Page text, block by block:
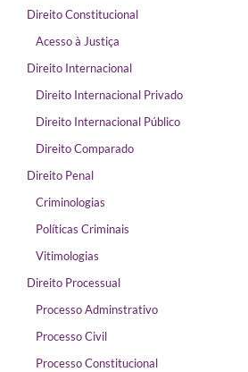
Direito Constitucional
Acesso à Justiça
Direito Internacional
Direito Internacional Privado
Direito Internacional Público
Direito Comparado
Direito Penal
Criminologias
Políticas Criminais
Vitimologias
Direito Processual
Processo Adminstrativo
Processo Civil
Processo Constitucional